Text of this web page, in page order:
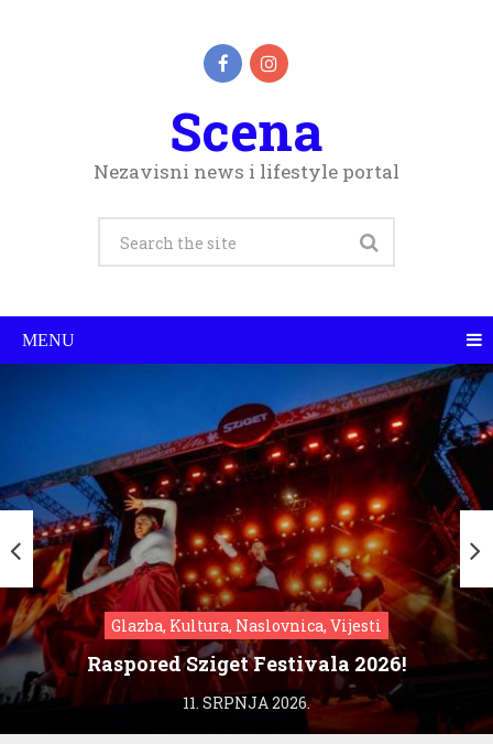
Scena
Nezavisni news i lifestyle portal
MENU
Glazba, Kultura, Naslovnica, Vijesti
Raspored Sziget Festivala 2026!
11. SRPNJA 2026.